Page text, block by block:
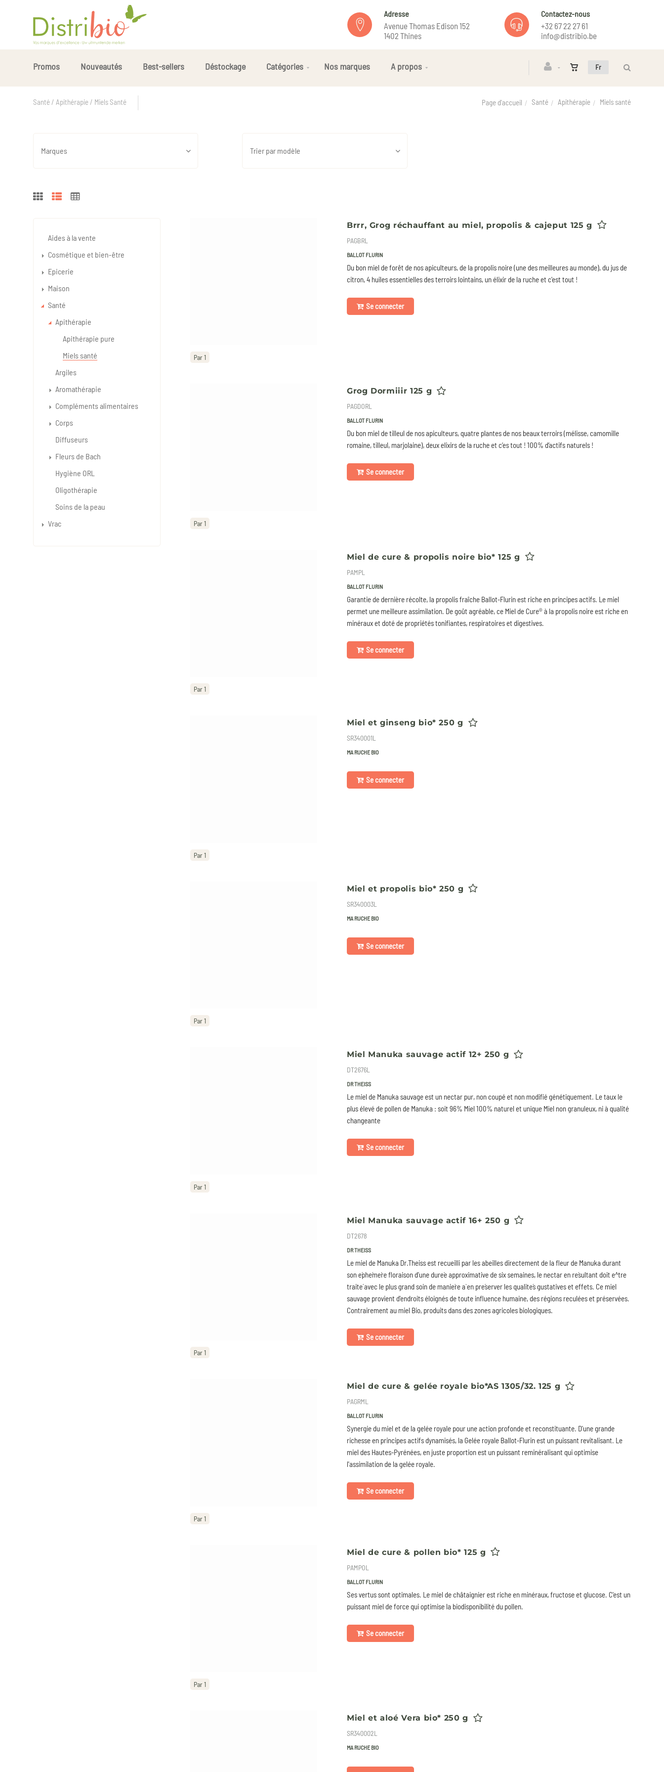
Adresse
Avenue Thomas Edison 152
1402 Thines
Contactez-nous
+32 67 22 27 61
info@distribio.be
Fr
Promos Nouveautés Best-sellers Déstockage Catégories Nos marques A propos
Santé / Apithérapie / Miels Santé Page d'accueil Santé Apithérapie Miels santé
Marques Trier par modèle
Par 1
Brrr, Grog réchauffant au miel, propolis & cajeput 125 g
PAGBRL
BALLOT FLURIN
Du bon miel de forêt de nos apiculteurs, de la propolis noire (une des meilleures au monde), du jus de
citron, 4 huiles essentielles des terroirs lointains, un élixir de la ruche et c'est tout !
Se connecter
Par 1
Grog Dormiiir 125 g
PAGDORL
BALLOT FLURIN
Du bon miel de tilleul de nos apiculteurs, quatre plantes de nos beaux terroirs (mélisse, camomille
romaine, tilleul, marjolaine), deux elixirs de la ruche et c’es tout ! 100% d’actifs naturels !
Se connecter
Par 1
Miel de cure & propolis noire bio* 125 g
PAMPL
BALLOT FLURIN
Garantie de dernière récolte, la propolis fraîche Ballot-Flurin est riche en principes actifs. Le miel
permet une meilleure assimilation. De goût agréable, ce Miel de Cure® à la propolis noire est riche en
minéraux et doté de propriétés tonifiantes, respiratoires et digestives.
Se connecter
Par 1
Miel et ginseng bio* 250 g
SR340001L
MA RUCHE BIO
Se connecter
Par 1
Miel et propolis bio* 250 g
SR340003L
MA RUCHE BIO
Se connecter
Par 1
Miel Manuka sauvage actif 12+ 250 g
DT2676L
DR THEISS
Le miel de Manuka sauvage est un nectar pur, non coupé et non modifié génétiquement. Le taux le
plus élevé de pollen de Manuka : soit 96% Miel 100% naturel et unique Miel non granuleux, ni à qualité
changeante
Se connecter
Par 1
Miel Manuka sauvage actif 16+ 250 g
DT2678
DR THEISS
Le miel de Manuka Dr.Theiss est recueilli par les abeilles directement de la fleur de Manuka durant
son e´phe´me`re floraison d’une dure´e approximative de six semaines, le nectar en re´sultant doit e^tre
traite´ avec le plus grand soin de manie`re a` en pre´server les qualite´s gustatives et effets. Ce miel
sauvage provient d'endroits éloignés de toute influence humaine, des régions reculées et préservées.
Contrairement au miel Bio, produits dans des zones agricoles biologiques.
Se connecter
Par 1
Miel de cure & gelée royale bio*AS 1305/32. 125 g
PAGRML
BALLOT FLURIN
Synergie du miel et de la gelée royale pour une action profonde et reconstituante. D'une grande
richesse en principes actifs dynamisés, la Gelée royale Ballot-Flurin est un puissant revitalisant. Le
miel des Hautes-Pyrénées, en juste proportion est un puissant reminéralisant qui optimise
l'assimilation de la gelée royale.
Se connecter
Par 1
Miel de cure & pollen bio* 125 g
PAMPOL
BALLOT FLURIN
Ses vertus sont optimales. Le miel de châtaignier est riche en minéraux, fructose et glucose. C'est un
puissant miel de force qui optimise la biodisponibilité du pollen.
Se connecter
Miel et aloé Vera bio* 250 g
SR340002L
MA RUCHE BIO
Aides à la vente
Cosmétique et bien-être
Epicerie
Maison
Santé
Apithérapie
Apithérapie pure
Miels santé
Argiles
Aromathérapie
Compléments alimentaires
Corps
Diffuseurs
Fleurs de Bach
Hygiène ORL
Oligothérapie
Soins de la peau
Vrac